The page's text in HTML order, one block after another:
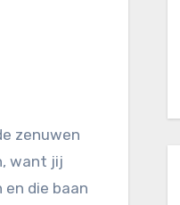
zenuwen
want jij
die baan